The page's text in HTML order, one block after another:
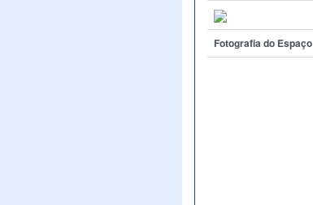
Fotografia do Espaço